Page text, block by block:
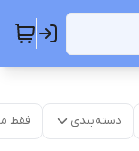
دسته‌بندی فقط